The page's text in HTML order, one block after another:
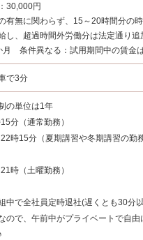
30,000円
有無に関わらず、15～20時間分の
し、超過時間外労働分は法定通り追
月 条件異なる：試用期間中の賃金
で3分
の単位は1年
分（通常勤務）
時15分（夏期講習や冬期講習の勤
時（土曜勤務）
中で全社員定時退社(遅くとも30分
ので、午前中がプライベートで自